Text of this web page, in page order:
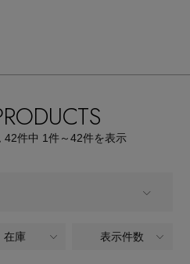
えないアイテム
ープ
42件中 1件～42件を表示
ALL
在庫 表示件数